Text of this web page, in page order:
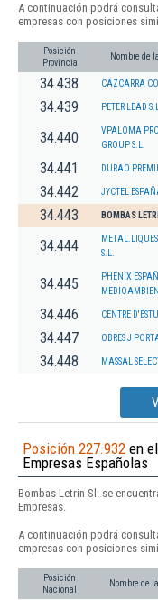
A continuación podrá
empresas con posiciones
Posición
Provincia
Nombre de
34.438 CAZCARRA
34.439 PETER LEAD
34.440
VPALOMA
GROUP S.L.
34.441 DURAO
34.442 JYCTEL
34.443 BOMBAS
34.444
S.L.
34.445
PHENIX
34.446 CENTRE
34.447 OBRES J
34.448 MASSAL
Posición 227.932 en
Empresas Españolas
Bombas Letrin Sl. se
Empresas.
A continuación podrá
empresas con posiciones
Posición
Nacional
Nombre de